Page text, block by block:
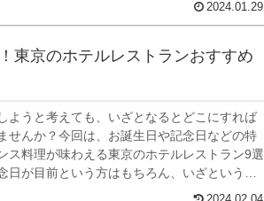
2024.01.29
東京のホテルレストランおすすめ
ようと考えても、いざとなるとどこにすれば
せんか？今回は、お誕生日や記念日などの特
ス料理が味わえる東京のホテルレストラン9選
が目前という方はもちろん、いざという時
の大御所が勢ぞろいしたラインナップ。各レ